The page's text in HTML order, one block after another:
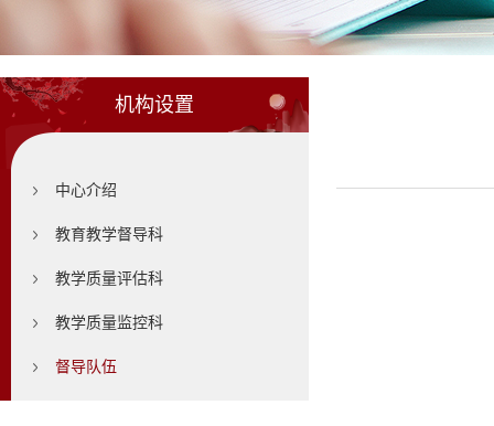
机构设置
中心介绍
教育教学督导科
教学质量评估科
教学质量监控科
督导队伍